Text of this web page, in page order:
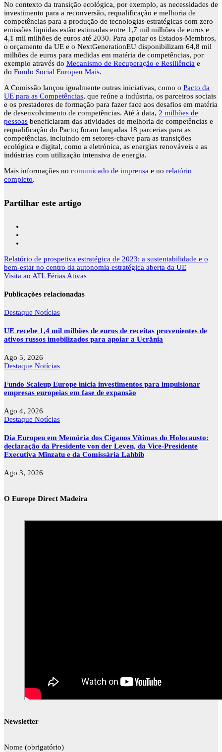
No contexto da transição ecológica, por exemplo, as necessidades de
investimento para a reconversão, requalificação e melhoria de
competências para a produção de tecnologias estratégicas com zero
emissões líquidas estão estimadas entre 1,7 mil milhões de euros e
4,1 mil milhões de euros até 2030. Para apoiar os Estados-Membros,
o orçamento da UE e o NextGenerationEU disponibilizam 64,8 mil
milhões de euros para medidas em matéria de competências, por
exemplo através do Mecanismo de Recuperação e Resiliência e
do Fundo Social Europeu Mais.
A Comissão lançou igualmente outras iniciativas, como o Pacto da
UE para as Competências, que reúne a indústria, os parceiros sociais
e os prestadores de formação para fazer face aos desafios em matéria
de desenvolvimento de competências. Até à data, 2 milhões de
pessoas beneficiaram das atividades de melhoria de competências e
requalificação do Pacto; foram lançadas 18 parcerias para as
competências, incluindo em setores-chave para as transições
ecológica e digital, como a eletrónica, as energias renováveis e as
indústrias com utilização intensiva de energia.
Mais informações no comunicado de imprensa e no relatório
completo.
Partilhar este artigo
Navegação
de
artigos
Relatório de prospetiva estratégica de 2023: a sustentabilidade e o
bem-estar no centro da autonomia estratégica aberta da UE
Visita ao ATL Férias Ativas
Publicações relacionadas
Destaque Notícias
UE recebe 1,4 mil milhões de euros de receitas provenientes de
ativos russos imobilizados para apoiar a Ucrânia
Ago 5, 2026
Destaque Notícias
Fundo Scaleup Europe inicia investimentos para impulsionar
empresas europeias em fase de expansão
Ago 4, 2026
Destaque Notícias
Dia Europeu em Memória dos Ciganos Vítimas do Holocausto:
declaração da Presidente von der Leyen, da Vice-Presidente
Executiva Mînzatu e da Comissária Lahbib
Ago 3, 2026
O Europe Direct Madeira
Newsletter
Nome (obrigatório)